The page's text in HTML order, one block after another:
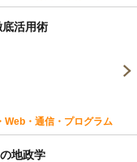
活用術
Web・通信・プログラム
地政学